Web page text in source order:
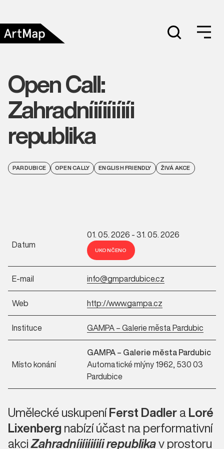
Open Call:
Zahradníiíiíiíiíi
republika
PARDUBICE OPEN CALLY ENGLISH FRIENDLY ŽIVÁ AKCE
Datum
01. 05. 2026 - 31. 05. 2026
UKONČENO
E-mail info@gmpardubice.cz
Web http://www.gampa.cz
Instituce GAMPA – Galerie města Pardubic
Místo konání
GAMPA – Galerie města Pardubic
Automatické mlýny 1962, 530 03
Pardubice
Umělecké uskupeníFerst DadleraLoré
Lixenbergnabízí účast na performativní
akciZahradníiíiíiíiíi republikav prostoru